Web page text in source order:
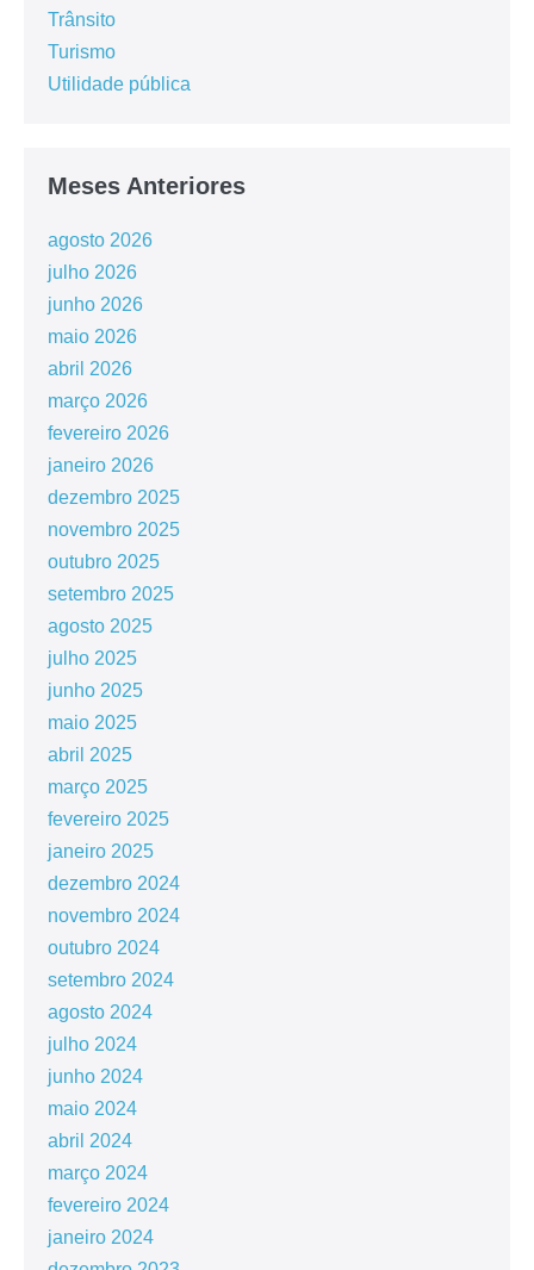
Trânsito
Turismo
Utilidade pública
Meses Anteriores
agosto 2026
julho 2026
junho 2026
maio 2026
abril 2026
março 2026
fevereiro 2026
janeiro 2026
dezembro 2025
novembro 2025
outubro 2025
setembro 2025
agosto 2025
julho 2025
junho 2025
maio 2025
abril 2025
março 2025
fevereiro 2025
janeiro 2025
dezembro 2024
novembro 2024
outubro 2024
setembro 2024
agosto 2024
julho 2024
junho 2024
maio 2024
abril 2024
março 2024
fevereiro 2024
janeiro 2024